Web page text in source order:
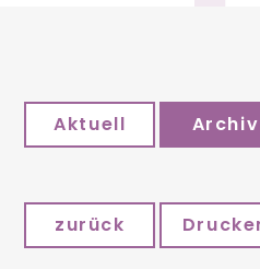
Aktuell Archiv
zurück